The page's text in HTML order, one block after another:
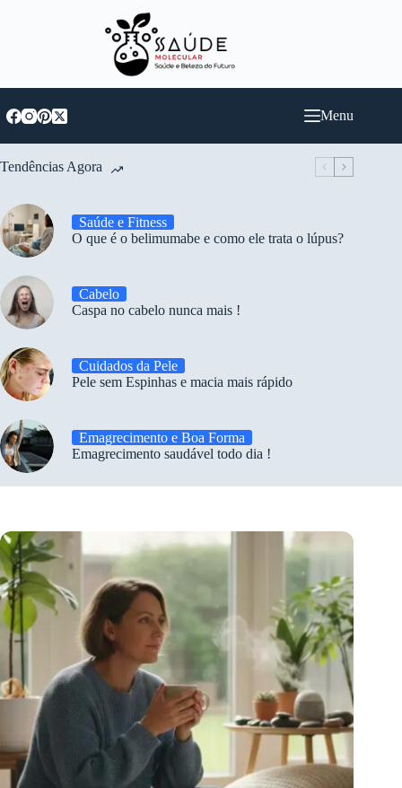
Menu
Tendências Agora
Saúde e Fitness
O que é o belimumabe e como ele trata o lúpus?
Cabelo
Caspa no cabelo nunca mais !
Cuidados da Pele
Pele sem Espinhas e macia mais rápido
Emagrecimento e Boa Forma
Emagrecimento saudável todo dia !